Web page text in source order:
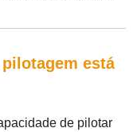
está
de pilotar